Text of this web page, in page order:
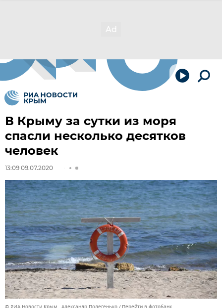
В Крыму за сутки из моря
спасли несколько десятков
человек
13:09 09.07.2020